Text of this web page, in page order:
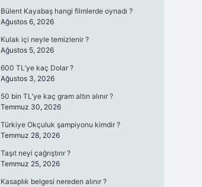
Bülent Kayabaş hangi filmlerde oynadı ?
Ağustos 6, 2026
Kulak içi neyle temizlenir ?
Ağustos 5, 2026
600 TL’ye kaç Dolar ?
Ağustos 3, 2026
50 bin TL’ye kaç gram altın alınır ?
Temmuz 30, 2026
Türkiye Okçuluk şampiyonu kimdir ?
Temmuz 28, 2026
Taşıt neyi çağrıştırır ?
Temmuz 25, 2026
Kasaplık belgesi nereden alınır ?